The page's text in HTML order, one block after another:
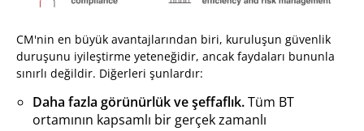
CM'nin en büyük avantajlarından biri, kuruluşun güvenlik
duruşunu iyileştirme yeteneğidir, ancak faydaları bununla
sınırlı değildir. Diğerleri şunlardır:
Daha fazla görünürlük ve şeffaflık.Tüm BT
ortamının kapsamlı bir gerçek zamanlı